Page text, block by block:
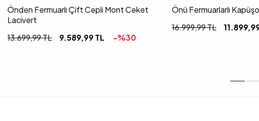
Önden Fermuarlı Çift Cepli Mont Ceket
Lacivert
13.699,99TL 9.589,99TL -%30
Önü Fermuarlarlı
16.999,99TL